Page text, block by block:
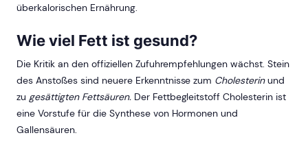
überkalorischen Ernährung.
Wie viel Fett ist gesund?
Die Kritik an den offiziellen Zufuhrempfehlungen wächst. Stein
des Anstoßes sind neuere Erkenntnisse zum Cholesterinund
zu gesättigten Fettsäuren.Der Fettbegleitstoff Cholesterin ist
eine Vorstufe für die Synthese von Hormonen und
Gallensäuren.